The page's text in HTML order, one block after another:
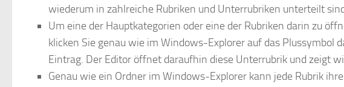
wiederum in zahlreiche Rubriken und Unterrubriken unterteilt
Um eine der Hauptkategorien oder eine der Rubriken darin zu
klicken Sie genau wie im Windows-Explorer auf das Plussymbol
Eintrag. Der Editor öffnet daraufhin diese Unterrubrik und zeigt
Genau wie ein Ordner im Windows-Explorer kann jede Rubrik